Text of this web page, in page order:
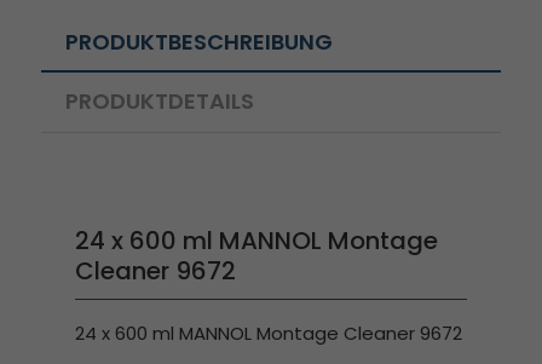
PRODUKTBESCHREIBUNG
PRODUKTDETAILS
24 x 600 ml MANNOL Montage
Cleaner 9672
24 x 600 ml MANNOL Montage Cleaner 9672